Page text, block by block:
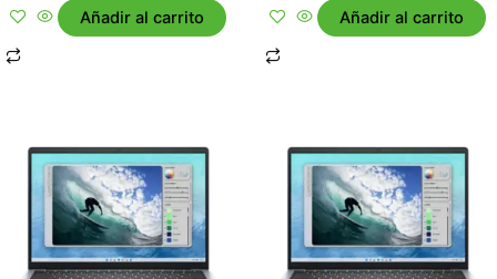
Añadir al carrito Añadir al carrito